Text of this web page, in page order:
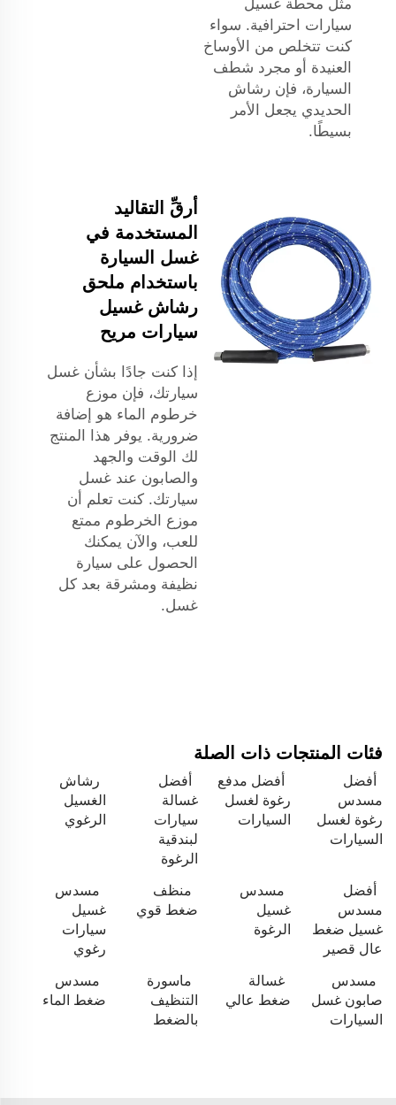
مثل محطة غسيل
سيارات احترافية. سواء
كنت تتخلص من الأوساخ
العنيدة أو مجرد شطف
السيارة، فإن رشاش
الحديدي يجعل الأمر
بسيطًا.
أرقِّ التقاليد
المستخدمة في
غسل السيارة
باستخدام ملحق
رشاش غسيل
سيارات مريح
إذا كنت جادًا بشأن غسل
سيارتك، فإن موزع
خرطوم الماء هو إضافة
ضرورية. يوفر هذا المنتج
لك الوقت والجهد
والصابون عند غسل
سيارتك. كنت تعلم أن
موزع الخرطوم ممتع
للعب، والآن يمكنك
الحصول على سيارة
نظيفة ومشرقة بعد كل
غسل.
فئات المنتجات ذات الصلة
أفضل
مسدس
رغوة لغسل
السيارات
أفضل مدفع
رغوة لغسل
السيارات
أفضل
غسالة
سيارات
لبندقية
الرغوة
رشاش
الغسيل
الرغوي
أفضل
مسدس
غسيل ضغط
عال قصير
مسدس
غسيل
الرغوة
منظف
ضغط قوي
مسدس
غسيل
سيارات
رغوي
مسدس
صابون غسل
السيارات
غسالة
ضغط عالي
ماسورة
التنظيف
بالضغط
مسدس
ضغط الماء